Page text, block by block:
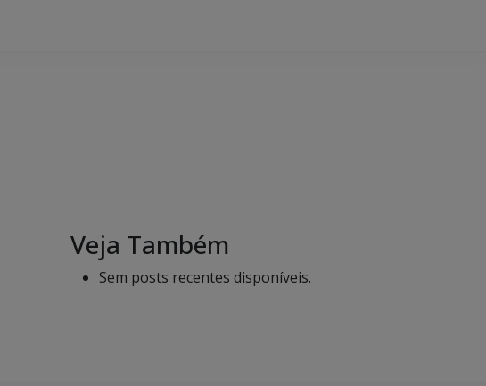
Veja Também
Sem posts recentes disponíveis.